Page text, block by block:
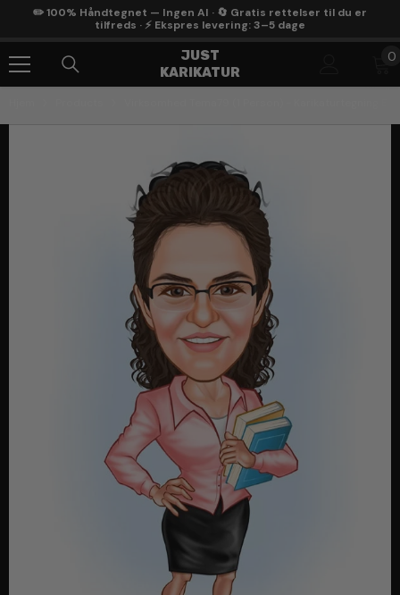
Gå Til Indhold
✏️ 100% Håndtegnet — Ingen AI · 🔄 Gratis rettelser til du er
tilfreds · ⚡ Ekspres levering: 3–5 dage
JUST
KARIKATUR
0
0